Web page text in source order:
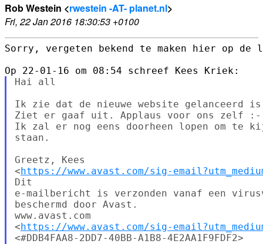
Rob Westein <rwestein -AT- planet.nl>
Fri, 22 Jan 2016 18:30:53 +0100
Sorry, vergeten bekend te maken hier op
Hai all
Ik zie dat de nieuwe website gelanceerd
Ziet er gaaf uit. Applaus voor ons zelf
Ik zal er nog eens doorheen lopen om te
staan.
Greetz, Kees
<https://www.avast.com/sig-
Dit
e-mailbericht is verzonden vanaf een
beschermd door Avast.
www.avast.com
<https://www.avast.com/sig-
<#DDB4FAA8-2DD7-40BB-A1B8-4E2AA1F9FDF2>